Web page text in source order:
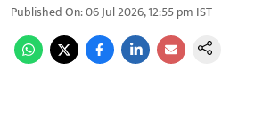
Published On:06 Jul 2026, 12:55 pm IST